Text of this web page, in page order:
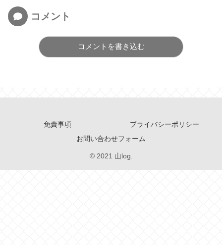
コメント
コメントを書き込む
免責事項
プライバシーポリシー
お問い合わせフォーム
© 2021 山log.